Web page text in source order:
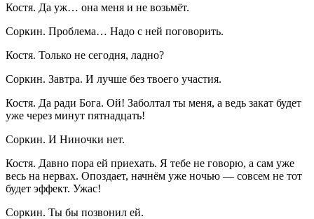
Костя. Да уж… она меня и не возьмёт.
Соркин. Проблема… Надо с ней поговорить.
Костя. Только не сегодня, ладно?
Соркин. Завтра. И лучше без твоего участия.
Костя. Да ради Бога. Ой! Заболтал ты меня, а ведь закат будет
уже через минут пятнадцать!
Соркин. И Ниночки нет.
Костя. Давно пора ей приехать. Я тебе не говорю, а сам уже
весь на нервах. Опоздает, начнём уже ночью — совсем не тот
будет эффект. Ужас!
Соркин. Ты бы позвонил ей.